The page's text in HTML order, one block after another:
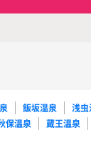
飯坂温泉 浅
保温泉 蔵王温泉